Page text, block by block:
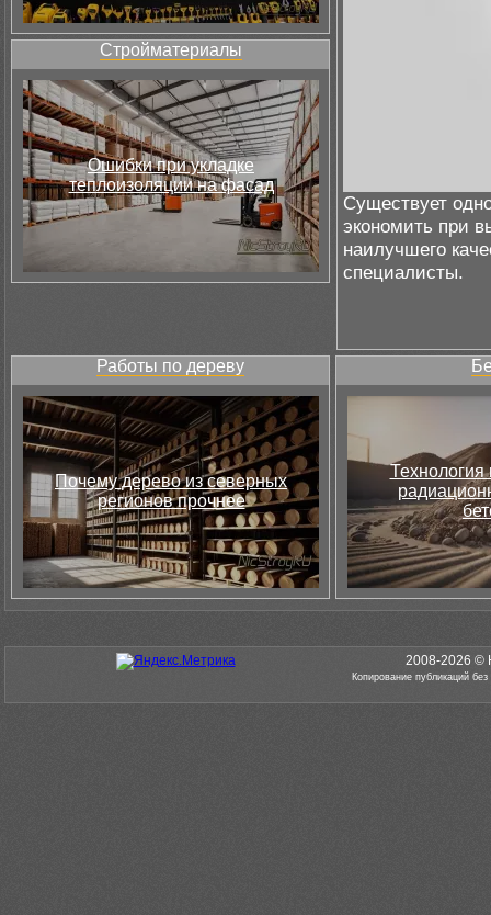
Стройматериалы
Ошибки при укладке
теплоизоляции на фасад
Существует
экономить при
наилучшего
специалисты.
Работы по дереву
Почему дерево из северных
регионов прочнее
Технология
2008-2026 ©
Копирование публикаций